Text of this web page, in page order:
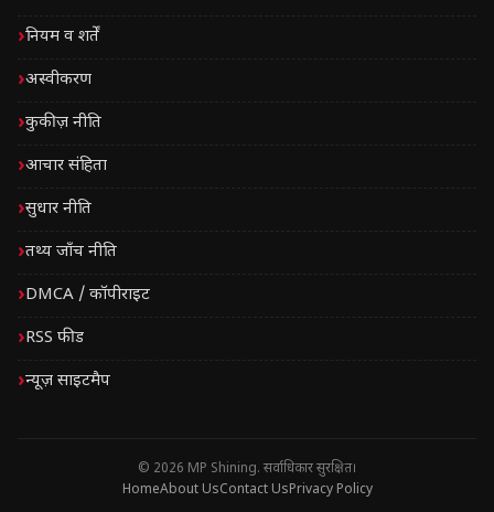
नियम व शर्तें
अस्वीकरण
कुकीज़ नीति
आचार संहिता
सुधार नीति
तथ्य जाँच नीति
DMCA / कॉपीराइट
RSS फीड
न्यूज़ साइटमैप
© 2026 MP Shining. सर्वाधिकार सुरक्षित।
HomeAbout UsContact UsPrivacy Policy